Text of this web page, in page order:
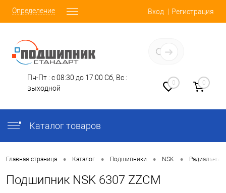
Определение Вход Регистрация
Пн-Пт : с 08:30 до 17:00 Сб, Вс :
выходной
0 0
Каталог товаров
Главная страница • Каталог • Подшипники • NSK •
Подшипник NSK 6307 ZZCM